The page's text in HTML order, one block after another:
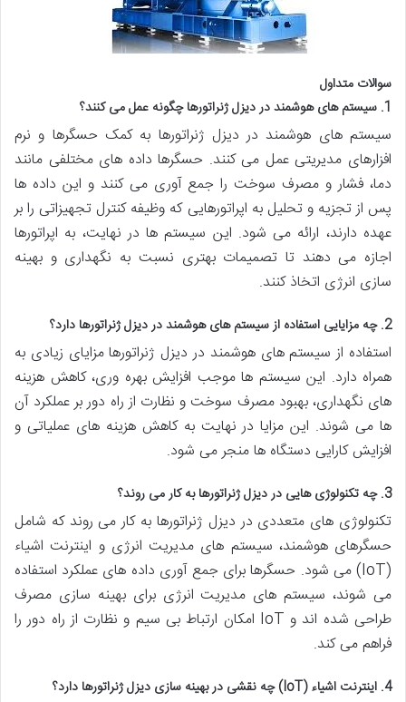
سوالات متداول
1. سیستم های هوشمند در دیزل ژنراتورها چگونه عمل می کنند؟
سیستم های هوشمند در دیزل ژنراتورها به کمک حسگرها و نرم
افزارهای مدیریتی عمل می کنند. حسگرها داده های مختلفی مانند
دما، فشار و مصرف سوخت را جمع آوری می کنند و این داده ها
پس از تجزیه و تحلیل به اپراتورهایی که وظیفه کنترل تجهیزاتی را بر
عهده دارند، ارائه می شود. این سیستم ها در نهایت، به اپراتورها
اجازه می دهند تا تصمیمات بهتری نسبت به نگهداری و بهینه
سازی انرژی اتخاذ کنند.
2. چه مزایایی استفاده از سیستم های هوشمند در دیزل ژنراتورها دارد؟
استفاده از سیستم های هوشمند در دیزل ژنراتورها مزایای زیادی به
همراه دارد. این سیستم ها موجب افزایش بهره وری، کاهش هزینه
های نگهداری، بهبود مصرف سوخت و نظارت از راه دور بر عملکرد آن
ها می شوند. این مزایا در نهایت به کاهش هزینه های عملیاتی و
افزایش کارایی دستگاه ها منجر می شود.
3. چه تکنولوژی هایی در دیزل ژنراتورها به کار می روند؟
تکنولوژی های متعددی در دیزل ژنراتورها به کار می روند که شامل
حسگرهای هوشمند، سیستم های مدیریت انرژی و اینترنت اشیاء
(IoT) می شود. حسگرها برای جمع آوری داده های عملکرد استفاده
می شوند، سیستم های مدیریت انرژی برای بهینه سازی مصرف
طراحی شده اند و IoT امکان ارتباط بی سیم و نظارت از راه دور را
فراهم می کند.
4. اینترنت اشیاء (IoT) چه نقشی در بهینه سازی دیزل ژنراتورها دارد؟